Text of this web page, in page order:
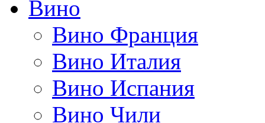
Вино
Вино Франция
Вино Италия
Вино Испания
Вино Чили